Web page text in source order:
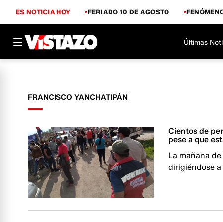
ES NOTICIA HOY FERIADO 10 DE AGOSTO
Últimas
FRANCISCO YANCHATIPÁN
Cientos de
pese a que
La mañana
dirigiéndose